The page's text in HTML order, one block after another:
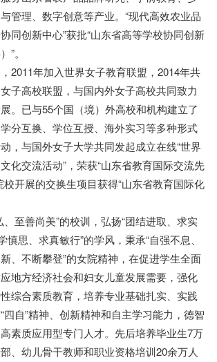
管理、数字创意等产业。“现代高效农业品
同创新中心”获批“山东省高等学校协同创新
”。
2011年加入世界女子教育联盟，2014年共
子高校联盟，与国内外女子高校共同致力
。已与55个国（境）外高校和机构建立了
分互换、学位互授、海外实习等多种形式
，与国外女子大学共同发起成立在线“世界
化交流活动”，荣获“山东省教育国际交流先
校开展的交换生项目获得“山东省教育国际化
、至善尚美”的校训，弘扬“团结进取、求实
慎思、求真敏行”的学风，秉承“自强不息、
、不断攀登”的女院精神，在促进学生全面
地方经济社会和妇女儿童发展需要，强化
综合素质教育，培养专业基础扎实、实践
四自”精神、创新精神和自主学习能力，德智
素质应用型专门人才。先后培养毕业生7万
、幼儿骨干教师和职业资格培训20余万人